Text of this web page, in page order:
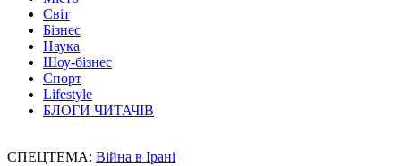
Світ
Бізнес
Наука
Шоу-бізнес
Спорт
Lifestyle
БЛОГИ ЧИТАЧІВ
СПЕЦТЕМА: Війна в Ірані